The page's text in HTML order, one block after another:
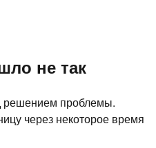
не так
проблемы.
через некоторое время